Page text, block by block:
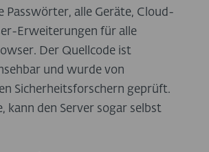
Passwörter, alle Geräte, Cloud-
Erweiterungen für alle
Der Quellcode ist
und wurde von
Sicherheitsforschern geprüft.
kann den Server sogar selbst